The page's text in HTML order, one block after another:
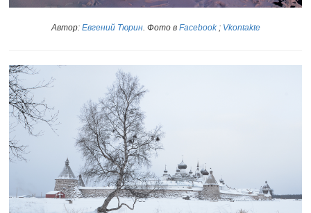
Автор: Евгений Тюрин. Фото в Facebook; Vkontakte